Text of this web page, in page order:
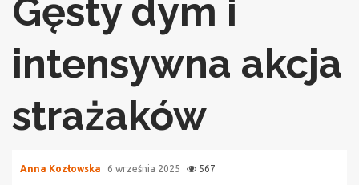
Gęsty dym i
intensywna akcja
strażaków
Anna Kozłowska 6 września 2025 567